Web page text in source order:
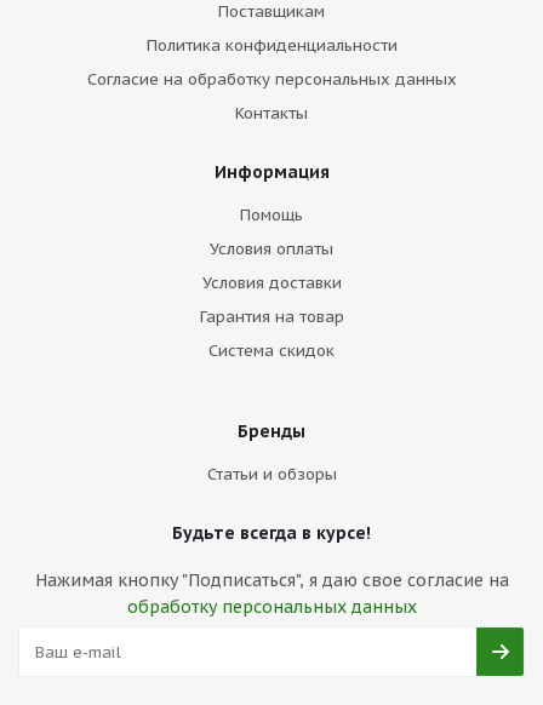
Поставщикам
Политика конфиденциальности
Согласие на обработку персональных данных
Контакты
Информация
Помощь
Условия оплаты
Условия доставки
Гарантия на товар
Система скидок
Бренды
Статьи и обзоры
Будьте всегда в курсе!
Нажимая кнопку "Подписаться", я даю свое согласие на
обработку персональных данных